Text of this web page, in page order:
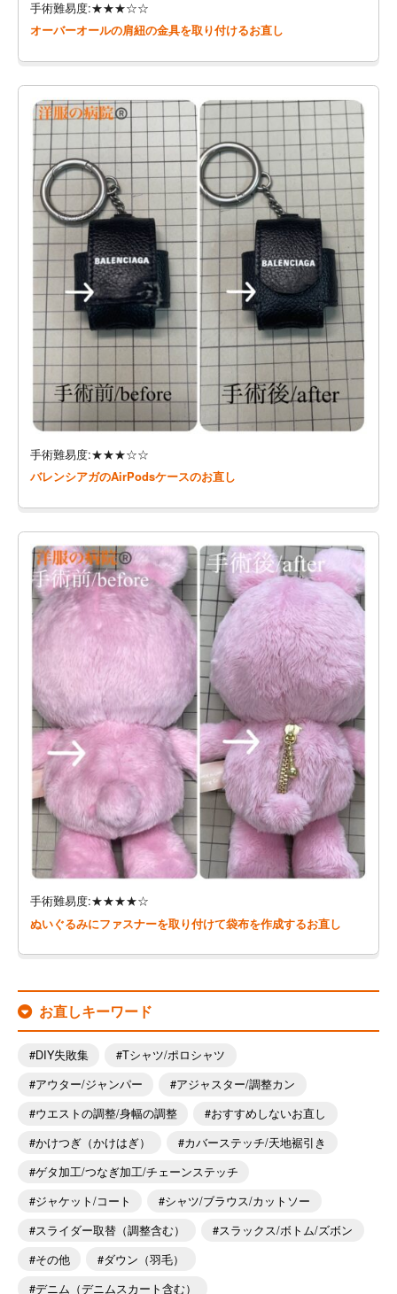
手術難易度:★★★☆☆
オーバーオールの肩紐の金具を取り付けるお直し
手術難易度:★★★☆☆
バレンシアガのAirPodsケースのお直し
手術難易度:★★★★☆
ぬいぐるみにファスナーを取り付けて袋布を作成するお直し
お直しキーワード
DIY失敗集
Tシャツ/ポロシャツ
アウター/ジャンパー
アジャスター/調整カン
ウエストの調整/身幅の調整
おすすめしないお直し
かけつぎ（かけはぎ）
カバーステッチ/天地裾引き
ゲタ加工/つなぎ加工/チェーンステッチ
ジャケット/コート
シャツ/ブラウス/カットソー
スライダー取替（調整含む）
スラックス/ボトム/ズボン
その他
ダウン（羽毛）
デニム（デニムスカート含む）